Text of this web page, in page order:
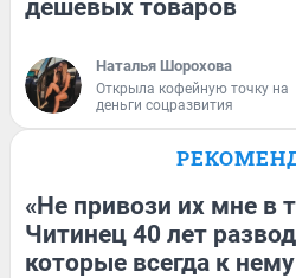
дешевых товаров
Наталья Шорохова
Открыла кофейную точку на
деньги соцразвития
«Не привози их мне в
Читинец 40 лет
которые всегда к